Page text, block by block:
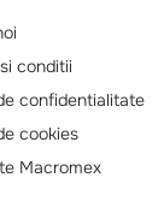
conditii
confidentialitate
cookies
Macromex